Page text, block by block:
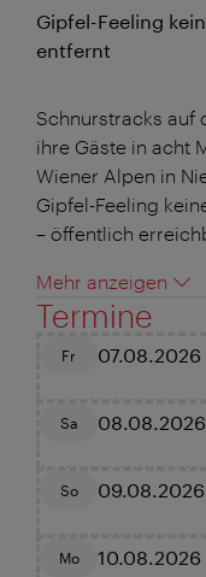
Gipfel-Feeling
entfernt
Schnurstracks auf
ihre Gäste in acht
Wiener Alpen in
Gipfel-Feeling
– öffentlich
Mehr anzeigen
Termine
Fr 07.08.2026
Sa 08.08.2026
So 09.08.2026
Mo 10.08.2026